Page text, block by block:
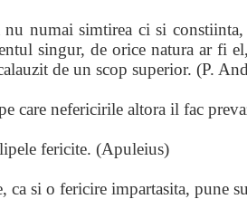
numai simtirea ci si constiinta,
singur, de orice natura ar fi
de un scop superior. (P.
care nefericirile altora il fac
fericite. (Apuleius)
ca si o fericire impartasita, pune